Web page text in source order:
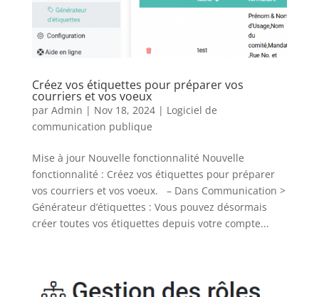
Créez vos étiquettes pour préparer vos
courriers et vos voeux
par Admin | Nov 18, 2024| Logiciel de
communication publique
Mise à jour Nouvelle fonctionnalité Nouvelle
fonctionnalité : Créez vos étiquettes pour préparer
vos courriers et vos voeux. – Dans Communication >
Générateur d’étiquettes : Vous pouvez désormais
créer toutes vos étiquettes depuis votre compte...